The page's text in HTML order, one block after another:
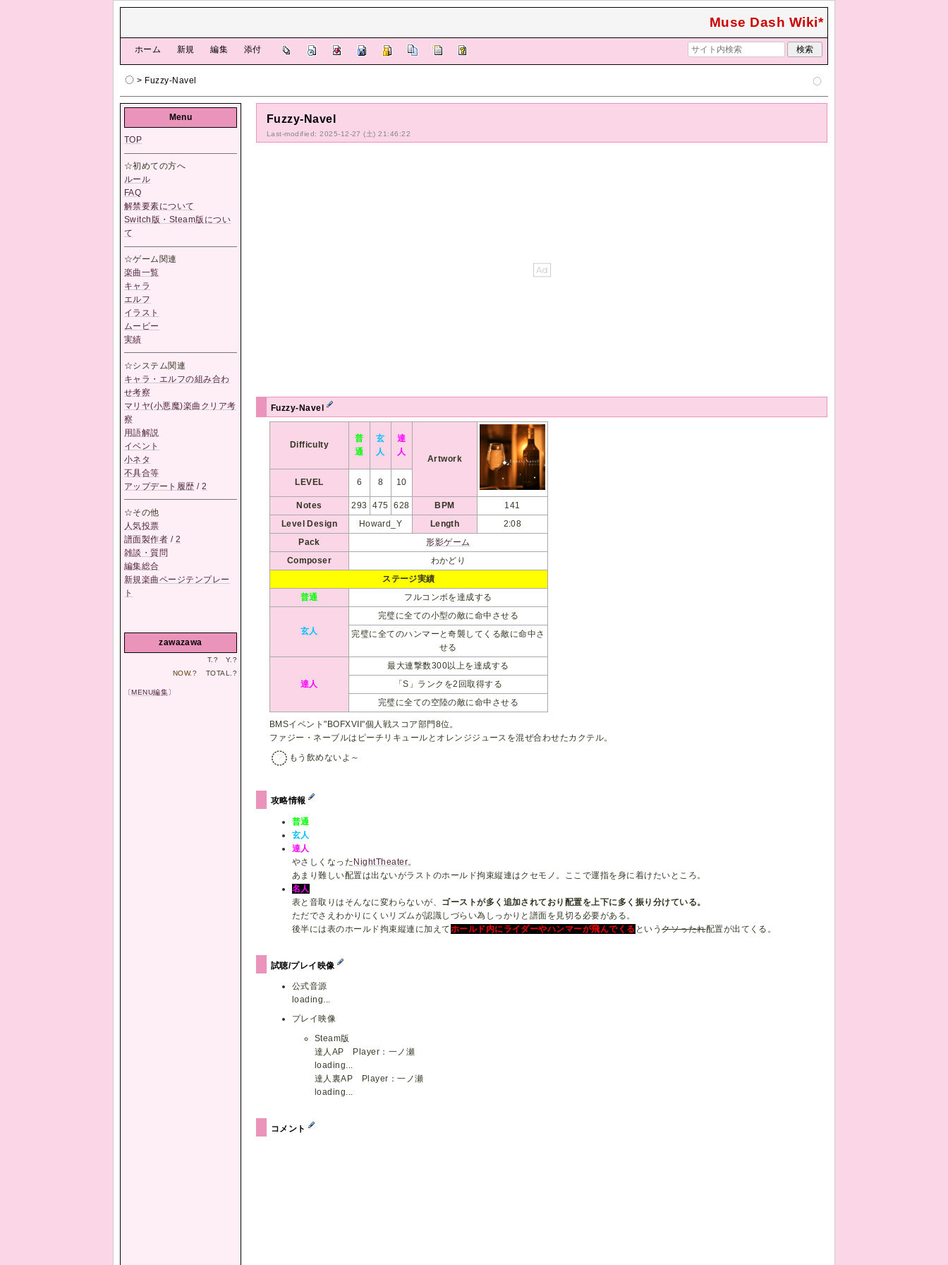
Muse Dash Wiki*
ホーム 新規 編集 添付
> Fuzzy-Navel
Fuzzy-Navel
Last-modified: 2025-12-27 (土) 21:46:22
Fuzzy-Navel
Difficulty
普
通
玄
人
達
人
Artwork
LEVEL 6 8 10
Notes 293 475 628 BPM
141
Level Design
Howard_Y Length
2:08
Pack
形影ゲーム
Composer
わかどり
ステージ実績
普通
フルコンボを達成する
玄人
完璧に全ての小型の敵に命中させる
完璧に全てのハンマーと奇襲してくる敵に命中さ
せる
達人
最大連撃数300以上を達成する
「S」ランクを2回取得する
完璧に全ての空陸の敵に命中させる
BMSイベント"BOFXVII"個人戦スコア部門8位。
ファジー・ネーブルはピーチリキュールとオレンジジュースを混ぜ合わせたカクテル。
もう飲めないよ～
攻略情報
普通
玄人
達人
やさしくなったNightTheater。
あまり難しい配置は出ないがラストのホールド拘束縦連はクセモノ。ここで運指を身に着けたいところ。
名人
表と音取りはそんなに変わらないが、 ゴーストが多く追加されており配置を上下に多く振り分けている。
ただでさえわかりにくいリズムが認識しづらい為しっかりと譜面を見切る必要がある。
後半には表のホールド拘束縦連に加えてホールド内にライダーやハンマーが飛んでくる というクソったれ配置が出てくる。
試聴/プレイ映像
公式音源
loading...
プレイ映像
Steam版
達人AP Player：一ノ瀬
loading...
達人裏AP Player：一ノ瀬
loading...
コメント
Menu
TOP
☆初めての方へ
ルール
FAQ
解禁要素について
Switch版・Steam版につい
て
☆ゲーム関連
楽曲一覧
キャラ
エルフ
イラスト
ムービー
実績
☆システム関連
キャラ・エルフの組み合わ
せ考察
マリヤ(小悪魔)楽曲クリア考
察
用語解説
イベント
小ネタ
不具合等
アップデート履歴 /2
☆その他
人気投票
譜面製作者 / 2
雑談・質問
編集総合
新規楽曲ページテンプレー
ト
zawazawa
T. ? Y. ?
NOW.? TOTAL. ?
〔MENU編集〕